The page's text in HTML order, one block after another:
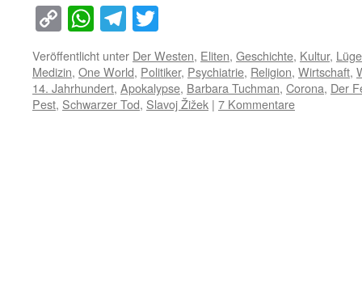
Copy
Link
WhatsApp
Telegram
Veröffentlicht unter Der Westen, Eliten, Geschichte, Kultur,
Medizin, One World, Politiker, Psychiatrie, Religion, Wirtschaft,
14. Jahrhundert, Apokalypse, Barbara Tuchman, Corona, Der
Pest, Schwarzer Tod, Slavoj Žižek | 7 Kommentare